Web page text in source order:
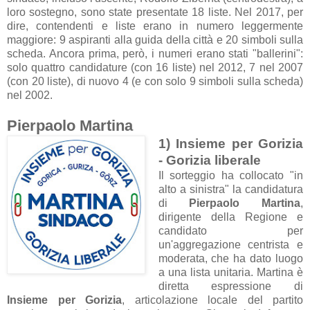
loro sostegno, sono state presentate 18 liste. Nel 2017, per
dire, contendenti e liste erano in numero leggermente
maggiore: 9 aspiranti alla guida della città e 20 simboli sulla
scheda. Ancora prima, però, i numeri erano stati "ballerini":
solo quattro candidature (con 16 liste) nel 2012, 7 nel 2007
(con 20 liste), di nuovo 4 (e con solo 9 simboli sulla scheda)
nel 2002.
Pierpaolo Martina
1) Insieme per Gorizia
- Gorizia liberale
Il sorteggio ha collocato "in
alto a sinistra" la candidatura
di
Pierpaolo Martina,
dirigente della Regione e
candidato per
un'aggregazione centrista e
moderata, che ha dato luogo
a una lista unitaria. Martina è
diretta espressione di
Insieme per Gorizia, articolazione locale del partito